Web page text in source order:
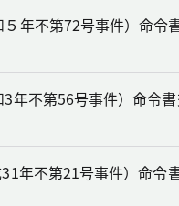
５年不第72号事件）命令
3年不第56号事件）命令
年不第21号事件）命令